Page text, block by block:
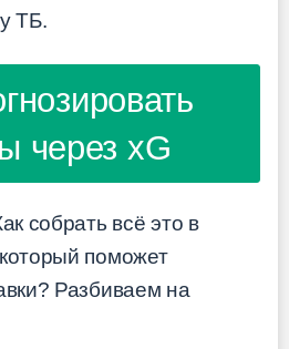
ТБ.
через xG
собрать всё это в
поможет
Разбиваем на